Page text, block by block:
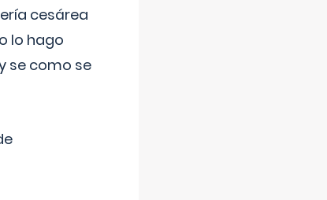
cesárea
lo hago
se como se